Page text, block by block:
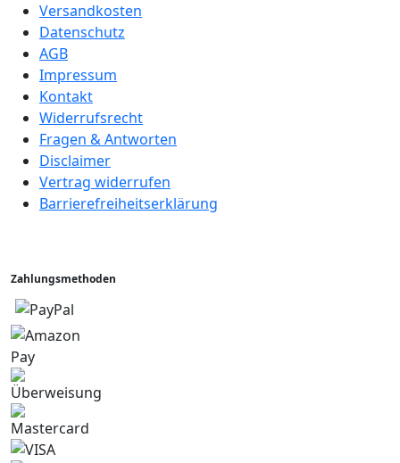
Versandkosten
Datenschutz
AGB
Impressum
Kontakt
Widerrufsrecht
Fragen & Antworten
Disclaimer
Vertrag widerrufen
Barrierefreiheitserklärung
Zahlungsmethoden